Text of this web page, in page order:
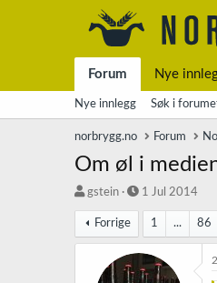
Forum Nye
Nye innlegg Søk i
norbrygg.no Forum
Om øl i
T
å
d
gstein
S
r
t
d
1 Jul 2014
Forrige 1 ... 86